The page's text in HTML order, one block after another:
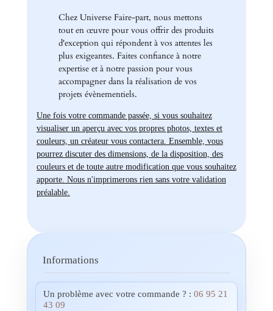
Chez Universe Faire-part, nous mettons
tout en œuvre pour vous offrir des produits
d'exception qui répondent à vos attentes les
plus exigeantes. Faites confiance à notre
expertise et à notre passion pour vous
accompagner dans la réalisation de vos
projets évènementiels.
Une fois votre commande passée, si vous souhaitez
visualiser un aperçu avec vos propres photos, textes et
couleurs, un créateur vous contactera. Ensemble, vous
pourrez discuter des dimensions, de la disposition, des
couleurs et de toute autre modification que vous souhaitez
apporte. Nous n'imprimerons rien sans votre validation
préalable.
Informations
Un problème avec votre commande ? : 06 95 21
43 09